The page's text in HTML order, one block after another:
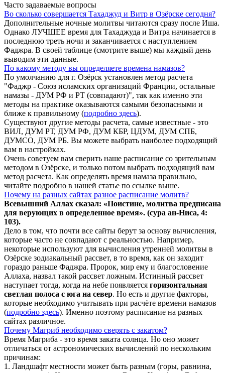
Часто задаваемые вопросы
Во сколько совершается Тахаджуд и Витр в Озёрске сегодня?
Дополнительные ночные молитвы читаются сразу после Иша.
Однако ЛУЧШЕЕ время для Тахаджуда и Витра начинается в
последнюю треть ночи и заканчивается с наступлением
Фаджра. В своей таблице (смотрите выше) мы каждый день
выводим эти данные.
По какому методу вы определяете времена намазов?
По умолчанию для г. Озёрск установлен метод расчета
"Фаджр - Союз исламских организаций Франции, остальные
намазы - ДУМ РФ и РТ (совпадают)", так как именно эти
методы на практике оказываются самыми безопасными и
ближе к правильному (подробно здесь).
Существуют другие методы расчета, самые известные - это
ВИЛ, ДУМ РТ, ДУМ РФ, ДУМ КБР, ЦДУМ, ДУМ СПБ,
ДУМСО, ДУМ РБ. Вы можете выбрать наиболее подходящий
вам в настройках.
Очень советуем вам сверить наше расписание со зрительным
методом в Озёрске, и только потом выбрать подходящий вам
метод расчета. Как определять время намаза правильно,
читайте подробно в нашей статье по ссылке выше.
Почему на разных сайтах разное расписание молитв?
Всевышний Аллах сказал: «Поистине, молитва предписана
для верующих в определенное время». (сура ан-Ниса, 4:
103).
Дело в том, что почти все сайты берут за основу вычисления,
которые часто не совпадают с реальностью. Например,
некоторые используют для вычисления утренней молитвы в
Озёрске зодиакальный рассвет, в то время, как он заходит
гораздо раньше Фаджра. Пророк, мир ему и благословение
Аллаха, назвал такой рассвет ложным. Истинный рассвет
наступает тогда, когда на небе появляется горизонтальная
светлая полоса с юга на север. Но есть и другие факторы,
которые необходимо учитывать при расчёте времени намазов
(подробно здесь). Именно поэтому расписание на разных
сайтах различное.
Почему Магриб необходимо сверять с закатом?
Время Магриба - это время заката солнца. Но оно может
отличаться от астрономических вычислений по нескольким
причинам:
1. Ландшафт местности может быть разным (горы, равнина,